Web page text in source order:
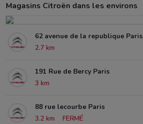
Magasins Citroën dans les environs
62 avenue de la republique Paris
2.7 km
191 Rue de Bercy Paris
3 km
88 rue lecourbe Paris
3.2 km
FERMÉ